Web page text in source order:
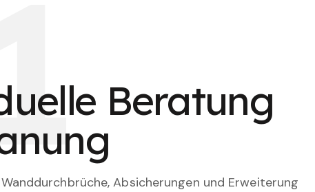
Beratung
Absicherungen und Erweiterung